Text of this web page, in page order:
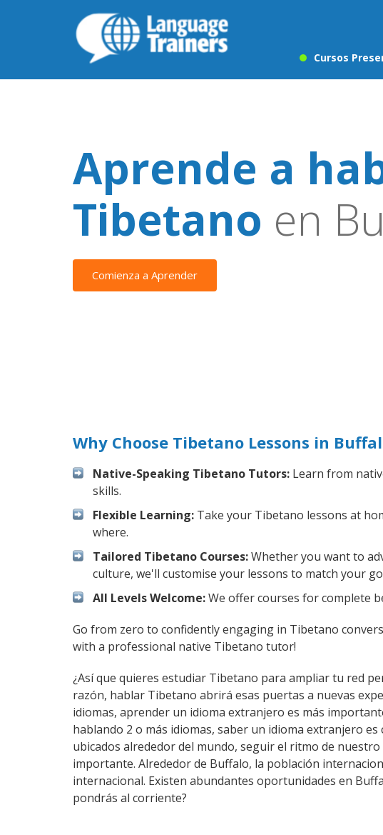
Cursos
Aprende a
Tibetano en
Comienza a Aprender
Why Choose Tibetano Lessons in
Native-Speaking Tibetano Tutors: Learn from
skills.
Flexible Learning: Take your Tibetano lessons at
where.
Tailored Tibetano Courses:Whether you want to
culture, we'll customise your lessons to match your
All Levels Welcome:We offer courses for complete
Go from zero to confidently engaging in Tibetano
with a professional native Tibetano tutor!
¿Así que quieres estudiar Tibetano para ampliar tu red
razón, hablar Tibetano abrirá esas puertas a nuevas
idiomas, aprender un idioma extranjero es más
hablando 2 o más idiomas, saber un idioma extranjero
ubicados alrededor del mundo, seguir el ritmo de
importante. Alrededor de Buffalo, la población
internacional. Existen abundantes oportunidades en
pondrás al corriente?